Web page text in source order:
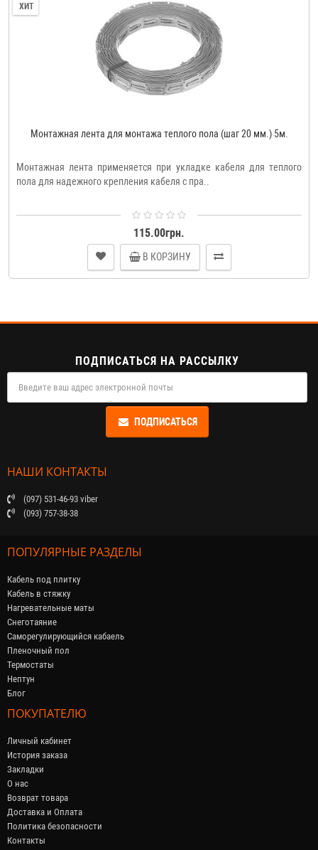
ХИТ
Монтажная лента для монтажа теплого пола (шаг 20 мм.) 5м.
Монтажная лента применяется при укладке кабеля для теплого
пола для надежного крепления кабеля с пра..
115.00грн.
В КОРЗИНУ
ПОДПИСАТЬСЯ НА РАССЫЛКУ
ПОДПИСАТЬСЯ
НАШИ КОНТАКТЫ
(097) 531-46-93 viber
(093) 757-38-38
ПОПУЛЯРНЫЕ РАЗДЕЛЫ
Кабель под плитку
Кабель в стяжку
Нагревательные маты
Снеготаяние
Саморегулирующийся кабaель
Пленочный пол
Термостаты
Нептун
Блог
ПОКУПАТЕЛЮ
Личный кабинет
История заказа
Закладки
О нас
Возврат товара
Доставка и Оплата
Политика безопасности
Контакты